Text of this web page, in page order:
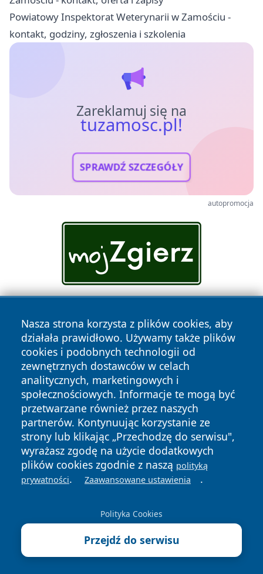
Powiatowy Inspektorat Weterynarii w Zamościu -
kontakt, godziny, zgłoszenia i szkolenia
Zareklamuj się na
tuzamosc.pl!
SPRAWDŹ SZCZEGÓŁY
autopromocja
Nasza strona korzysta z plików cookies, aby
działała prawidłowo. Używamy także plików
cookies i podobnych technologii od
zewnętrznych dostawców w celach
analitycznych, marketingowych i
społecznościowych. Informacje te mogą być
przetwarzane również przez naszych
partnerów. Kontynuując korzystanie ze
strony lub klikając „Przechodzę do serwisu",
wyrażasz zgodę na użycie dodatkowych
plików cookies zgodnie z naszą polityką
prywatności. Zaawansowane ustawienia .
Polityka Cookies
Przejdź do serwisu
Copyright © 2026 tuzamosc.pl Wszystkie prawa zastrzeżone.
News Autorzy
Polityka
Prywatności
Polityka
Cookies